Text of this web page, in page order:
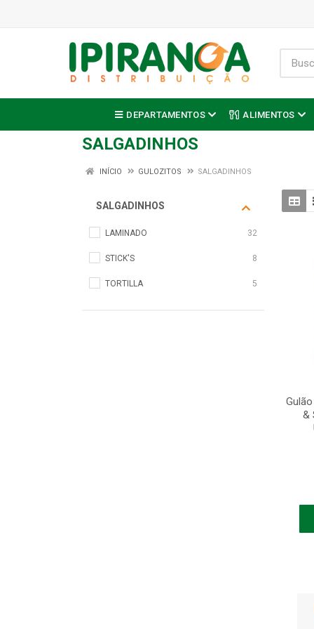
DEPARTAMENTOS ALIMENTOS
SALGADINHOS
INÍCIO GULOZITOS SALGADINHOS
SALGADINHOS
LAMINADO 32
STICK'S 8
TORTILLA 5
&